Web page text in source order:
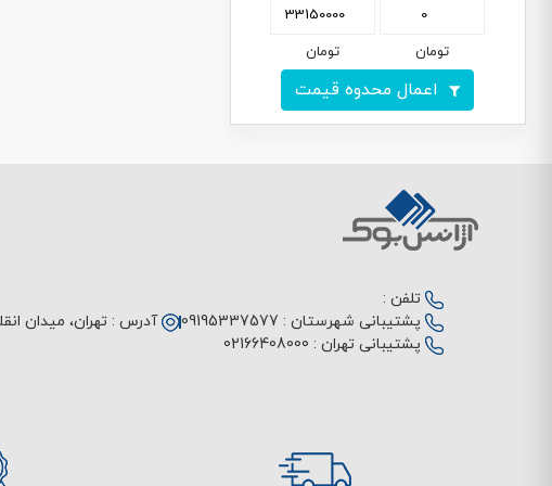
تومان تومان
اعمال محدوه قیمت
تلفن :
پشتیبانی شهرستان : 09195337577
پشتیبانی تهران : 02166408000
آدرس : تهران، میدان